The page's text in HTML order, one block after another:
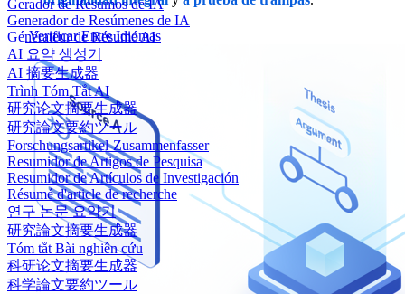
Gerador de Resumos de IA
Generador de Resúmenes de IA
Générateur de Résumé AI
AI 요약 생성기
AI 摘要生成器
Trình Tóm Tắt AI
研究论文摘要生成器
研究論文要約ツール
Forschungsartikel-Zusammenfasser
Resumidor de Artigos de Pesquisa
Resumidor de Artículos de Investigación
Résumé d'article de recherche
연구 논문 요약기
研究論文摘要生成器
Tóm tắt Bài nghiên cứu
科研论文摘要生成器
科学論文要約ツール
Verificar Entre Idiomas